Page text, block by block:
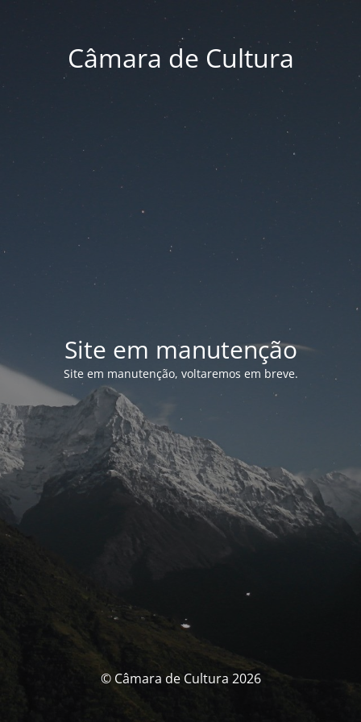
Câmara de Cultura
Site em manutenção
Site em manutenção, voltaremos em breve.
© Câmara de Cultura 2026